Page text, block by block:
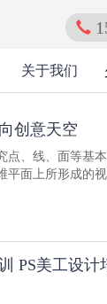
关于我们
创意天空
、线、面等基本
平面上所形成的
PS美工设计